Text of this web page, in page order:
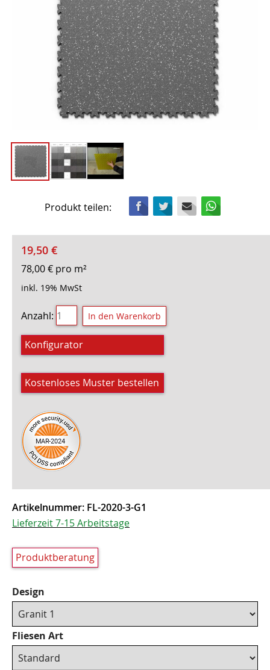
Produkt teilen: Facebook
Twitter Mail
Artikelnummer: FL-2020-3-G1
Lieferzeit 7-15 Arbeitstage
Produktberatung
Design
Fliesen Art
19,50 €
78,00€ pro m²
inkl. 19% MwSt
Anzahl:
Konfigurator
Kostenloses Muster bestellen